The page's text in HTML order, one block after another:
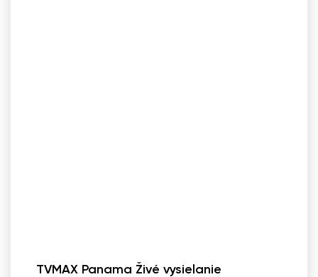
TVMAX Panama Živé vysielanie